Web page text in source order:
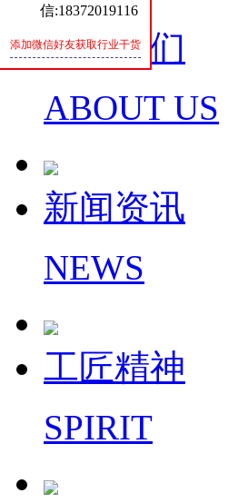
关于我们
ABOUT US
新闻资讯
NEWS
工匠精神
SPIRIT
信:18372019116
添加微信好友获取行业干货